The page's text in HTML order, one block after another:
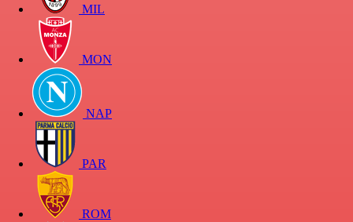
MIL
MON
NAP
PAR
ROM